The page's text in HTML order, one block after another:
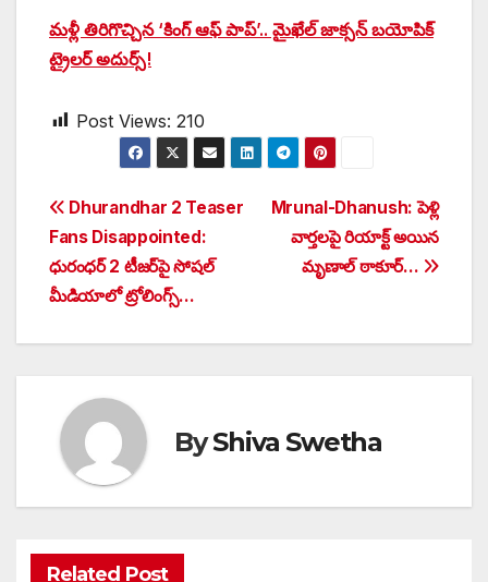
మళ్లీ తిరిగొచ్చిన ‘కింగ్ ఆఫ్ పాప్’.. మైఖేల్ జాక్సన్ బయోపిక్
ట్రైలర్ అదుర్స్!
Post Views: 210
Post
navigation
Mrunal-Dhanush: పెళ్లి
వార్తలపై రియాక్ట్ అయిన
మృణాల్ ఠాకూర్…
Dhurandhar 2 Teaser
Fans Disappointed:
ధురంధర్ 2 టీజర్‌పై సోషల్
మీడియాలో ట్రోలింగ్స్…
ByShiva Swetha
Related Post